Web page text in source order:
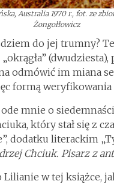
Australia 1970 r., fot. ze
Żongołłowicz
do jej trumny?
odmówić im miana
formą
ode mnie o
który stał się z
dodatku literackim
Chciuk. Pisarz z
Lilianie w tej książce,